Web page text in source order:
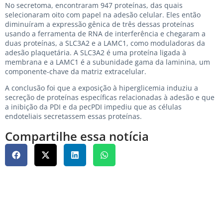
No secretoma, encontraram 947 proteínas, das quais
selecionaram oito com papel na adesão celular. Eles então
diminuíram a expressão gênica de três dessas proteínas
usando a ferramenta de RNA de interferência e chegaram a
duas proteínas, a SLC3A2 e a LAMC1, como moduladoras da
adesão plaquetária. A SLC3A2 é uma proteína ligada à
membrana e a LAMC1 é a subunidade gama da laminina, um
componente-chave da matriz extracelular.
A conclusão foi que a exposição à hiperglicemia induziu a
secreção de proteínas específicas relacionadas à adesão e que
a inibição da PDI e da pecPDI impediu que as células
endoteliais secretassem essas proteínas.
Compartilhe essa notícia